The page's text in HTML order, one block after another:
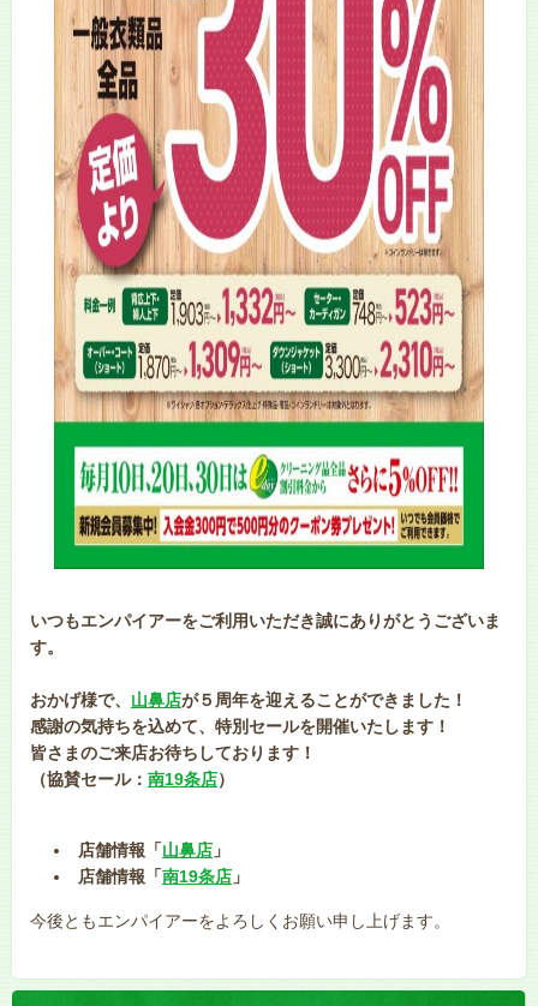
いつもエンパイアーをご利用いただき誠にありがとうございま
す。
おかげ様で、 山鼻店が５周年を迎えることができました！
感謝の気持ちを込めて、特別セールを開催いたします！
皆さまのご来店お待ちしております！
（協賛セール： 南19条店）
店舗情報「山鼻店 」
店舗情報「南19条店 」
今後ともエンパイアーをよろしくお願い申し上げます。